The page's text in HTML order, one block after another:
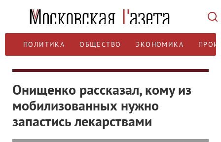
ПОЛИТИКА ОБЩЕСТВО ЭКОНОМИКА
Онищенко рассказал, кому из
мобилизованных нужно
запастись лекарствами